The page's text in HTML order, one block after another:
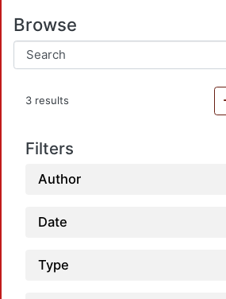
Browse
3 results
Filters
Author
Date
Type